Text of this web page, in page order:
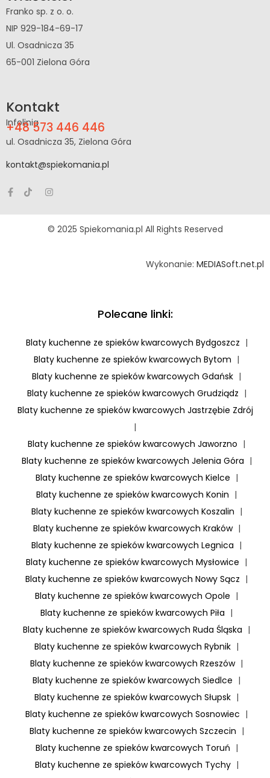
Franko sp. z o. o.
NIP 929-184-69-17
Ul. Osadnicza 35
65-001 Zielona Góra
Kontakt
Infolinia
+48 573 446 446
ul. Osadnicza 35, Zielona Góra
kontakt@spiekomania.pl
© 2025 Spiekomania.pl All Rights Reserved
Wykonanie: MEDIASoft.net.pl
Polecane linki:
Blaty kuchenne ze spieków kwarcowych Bydgoszcz |
Blaty kuchenne ze spieków kwarcowych Bytom |
Blaty kuchenne ze spieków kwarcowych Gdańsk |
Blaty kuchenne ze spieków kwarcowych Grudziądz |
Blaty kuchenne ze spieków kwarcowych Jastrzębie Zdrój
|
Blaty kuchenne ze spieków kwarcowych Jaworzno |
Blaty kuchenne ze spieków kwarcowych Jelenia Góra |
Blaty kuchenne ze spieków kwarcowych Kielce |
Blaty kuchenne ze spieków kwarcowych Konin |
Blaty kuchenne ze spieków kwarcowych Koszalin |
Blaty kuchenne ze spieków kwarcowych Kraków |
Blaty kuchenne ze spieków kwarcowych Legnica |
Blaty kuchenne ze spieków kwarcowych Mysłowice |
Blaty kuchenne ze spieków kwarcowych Nowy Sącz |
Blaty kuchenne ze spieków kwarcowych Opole |
Blaty kuchenne ze spieków kwarcowych Piła |
Blaty kuchenne ze spieków kwarcowych Ruda Śląska |
Blaty kuchenne ze spieków kwarcowych Rybnik |
Blaty kuchenne ze spieków kwarcowych Rzeszów |
Blaty kuchenne ze spieków kwarcowych Siedlce |
Blaty kuchenne ze spieków kwarcowych Słupsk |
Blaty kuchenne ze spieków kwarcowych Sosnowiec |
Blaty kuchenne ze spieków kwarcowych Szczecin |
Blaty kuchenne ze spieków kwarcowych Toruń |
Blaty kuchenne ze spieków kwarcowych Tychy |